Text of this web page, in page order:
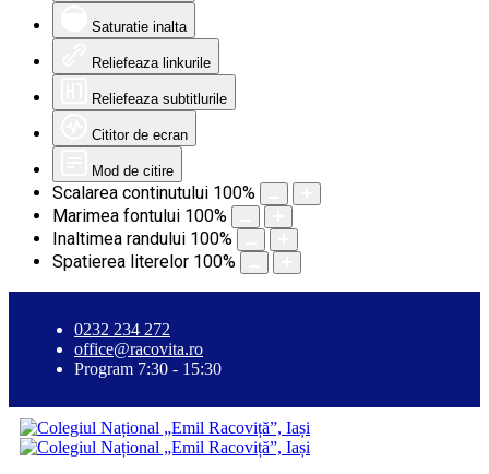
Saturatie inalta
Reliefeaza linkurile
Reliefeaza subtitlurile
Cititor de ecran
Mod de citire
Scalarea continutului 100%
Marimea fontului 100%
Inaltimea randului 100%
Spatierea literelor 100%
0232 234 272
office@racovita.ro
Program 7:30 - 15:30